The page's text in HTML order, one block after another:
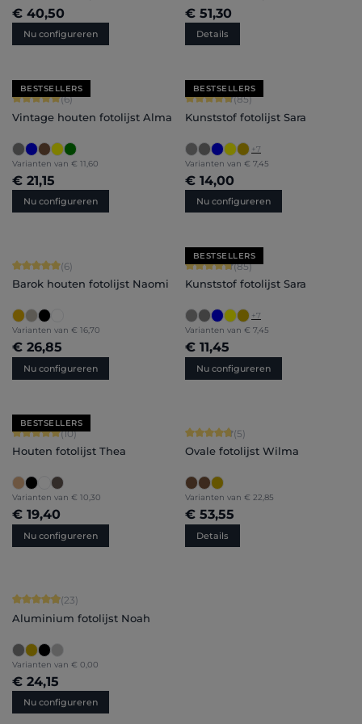
€ 40,50
Nu configureren
€ 51,30
Details
BESTSELLERS
Gemiddelde waardering van 5 van 5 sterren
(6)
Vintage houten fotolijst Alma
Varianten van € 11,60
€ 21,15
Nu configureren
BESTSELLERS
Gemiddelde waardering van 4.71
(85)
Kunststof fotolijst Sara
+7
Varianten van € 7,45
€ 14,00
Nu configureren
Gemiddelde waardering van 5 van 5 sterren
(6)
Barok houten fotolijst Naomi
Varianten van € 16,70
€ 26,85
Nu configureren
BESTSELLERS
Gemiddelde waardering van 4.71
(85)
Kunststof fotolijst Sara
+7
Varianten van € 7,45
€ 11,45
Nu configureren
BESTSELLERS
Gemiddelde waardering van 5 van 5 sterren
(10)
Houten fotolijst Thea
Varianten van € 10,30
€ 19,40
Nu configureren
Gemiddelde waardering van 4.8 van
(5)
Ovale fotolijst Wilma
Varianten van € 22,85
€ 53,55
Details
Gemiddelde waardering van 4.91 van 5 sterren
(23)
Aluminium fotolijst Noah
Varianten van € 0,00
€ 24,15
Nu configureren